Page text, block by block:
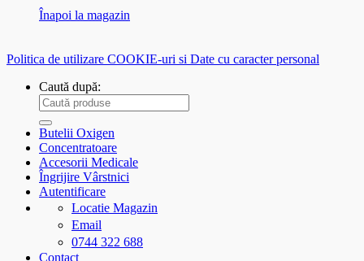
Înapoi la magazin
Politica de utilizare COOKIE-uri si Date cu caracter personal
Caută după:
Butelii Oxigen
Concentratoare
Accesorii Medicale
Îngrijire Vârstnici
Autentificare
Locatie Magazin
Email
0744 322 688
Contact